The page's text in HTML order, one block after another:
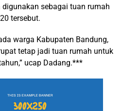
sebagai tuan rumah
tersebut.
warga Kabupaten Bandung,
tetap jadi tuan rumah untuk
ucap Dadang.***